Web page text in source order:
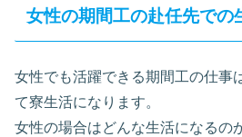
女性の期間工の赴任先での
女性でも活躍できる期間工の仕事
て寮生活になります。
女性の場合はどんな生活になるの